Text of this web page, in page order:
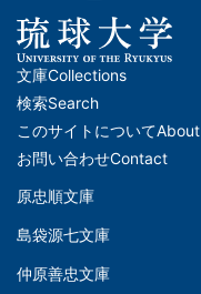
メ
イ
ン
ナ
ビ
文庫Collections
検索Search
このサイトについてAbout
お問い合わせContact
文
(Left)
原忠順文庫
島袋源七文庫
仲原善忠文庫